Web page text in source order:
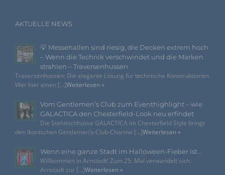
AKTUELLE NEWS
💡 Messehallen sind riesig, die Decken extrem hoch
– Wenn die Technik verschwindet und die Marken
strahlen – Traversenhussen
Traversenhussen: Die elegante Lösung für technische Konstruktionen
Wer hier einen [...]Weiterlesen »
Vom Gentlemen’s Club zum Eventhighlight – wie
GALACTICA den Chesterfield-Look neu erfindet
Die Stehtischhusse GALACTICA im Chesterfield Style bringt
den ikonischen Gentlemen’s-Club-Charme [...]Weiterlesen »
Wenn eine ganze Stadt im Halloween-Fieber ist…
Willkommen in Arnstadt! Zum 25. Mal verwandelt sich
Arnstadt zur [...]Weiterlesen »
Cookies / SessionStorage / LocalStorage
Die Internetseiten verwenden teilweise so genannte Cookies,
LocalStorage und SessionStorage. Dies dient dazu, unser
Angebot nutzerfreundlicher, effektiver und sicherer zu
machen. Local Storage und SessionStorage ist eine
Technologie, mit welcher ihr Browser Daten auf Ihrem
Computer oder mobilen Gerät abspeichert. Cookies sind
Computersystem abgelegt und gespeichert werden. Sie
können die Verwendung von Cookies, LocalStorage und
SessionStorage durch entsprechende Einstellung in Ihrem
Browser verhindern.
Zahlreiche Internetseiten und Server verwenden
Cookies. Viele Cookies enthalten eine sogenannte
Cookie-ID. Eine Cookie-ID ist eine eindeutige
Kennung des Cookies. Sie besteht aus einer